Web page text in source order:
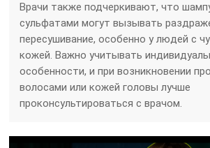
Врачи также подчеркивают, что
сульфатами могут вызывать
пересушивание, особенно у людей с
кожей. Важно учитывать
особенности, и при возникновении
волосами или кожей головы лучше
проконсультироваться с врачом.